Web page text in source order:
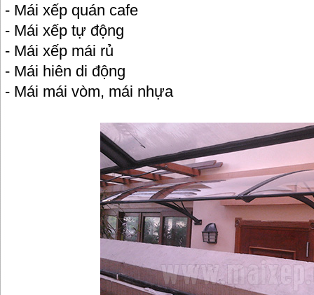
- Mái xếp quán cafe
- Mái xếp tự động
- Mái xếp mái rủ
- Mái hiên di động
- Mái mái vòm, mái nhựa